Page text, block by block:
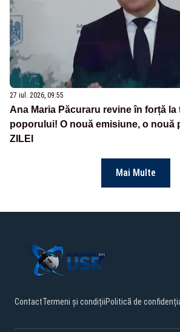
27 iul. 2026, 09:55
Ana Maria Păcuraru revine în forță la
poporului! O nouă emisiune, o nouă
ZILEI
Mai Multe
ContactTermeni și condițiiPolitică de